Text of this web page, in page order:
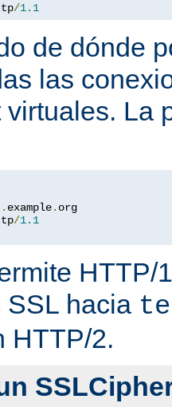
/1.1
de dónde
las
La
. example. org
/1.1
HTTP/
hacia
HTTP/2.